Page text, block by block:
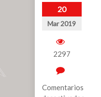
20
Mar 2019
2297
Comentarios